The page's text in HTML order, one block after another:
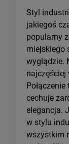
Styl
jakiegoś
popularny
miejskiego
wyglądzie.
najczęściej
cechuje
elegancja.
w stylu
wszystkim